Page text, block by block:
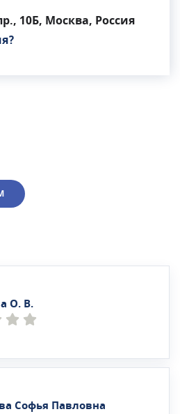
10Б, Москва, Россия
О. В.
Софья Павловна